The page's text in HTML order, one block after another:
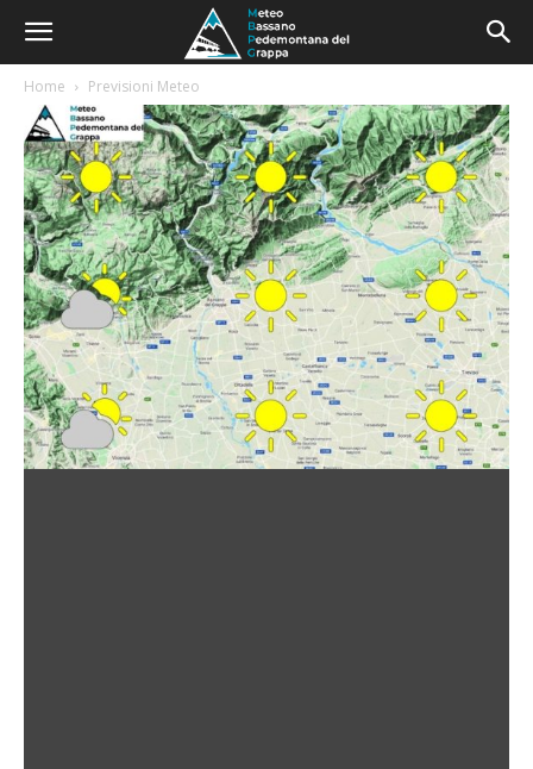
Home Previsioni Meteo